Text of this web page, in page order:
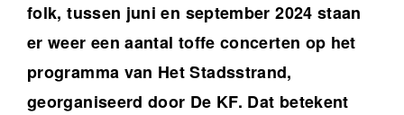
folk, tussen juni en september 2024 staan
er weer een aantal toffe concerten op het
programma van Het Stadsstrand,
georganiseerd door De KF. Dat betekent